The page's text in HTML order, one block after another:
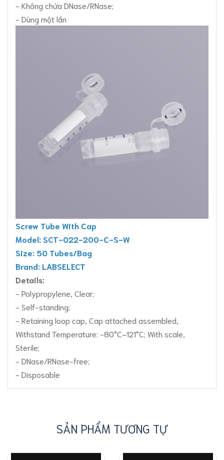
- Không chứa DNase/RNase;
- Dùng một lần
Screw Tube With Cap
Model: SCT-022-200-C-S-W
Size: 50 Tubes/Bag
Brand: LABSELECT
Details:
- Polypropylene, Clear;
- Self-standing;
- Retaining loop cap, Cap attached assembled,
Withstand Temperature: -80°C~121°C; With scale,
Sterile;
- DNase/RNase-free;
- Disposable
SẢN PHẨM TƯƠNG TỰ